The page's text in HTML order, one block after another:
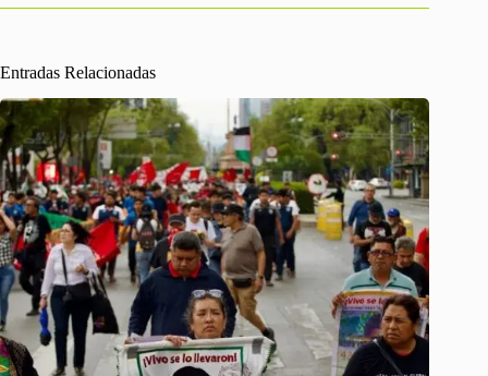
Entradas Relacionadas